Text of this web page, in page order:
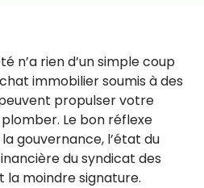
n’a rien d’un simple coup
immobilier soumis à des
propulser votre
Le bon réflexe
gouvernance, l’état du
du syndicat des
moindre signature.